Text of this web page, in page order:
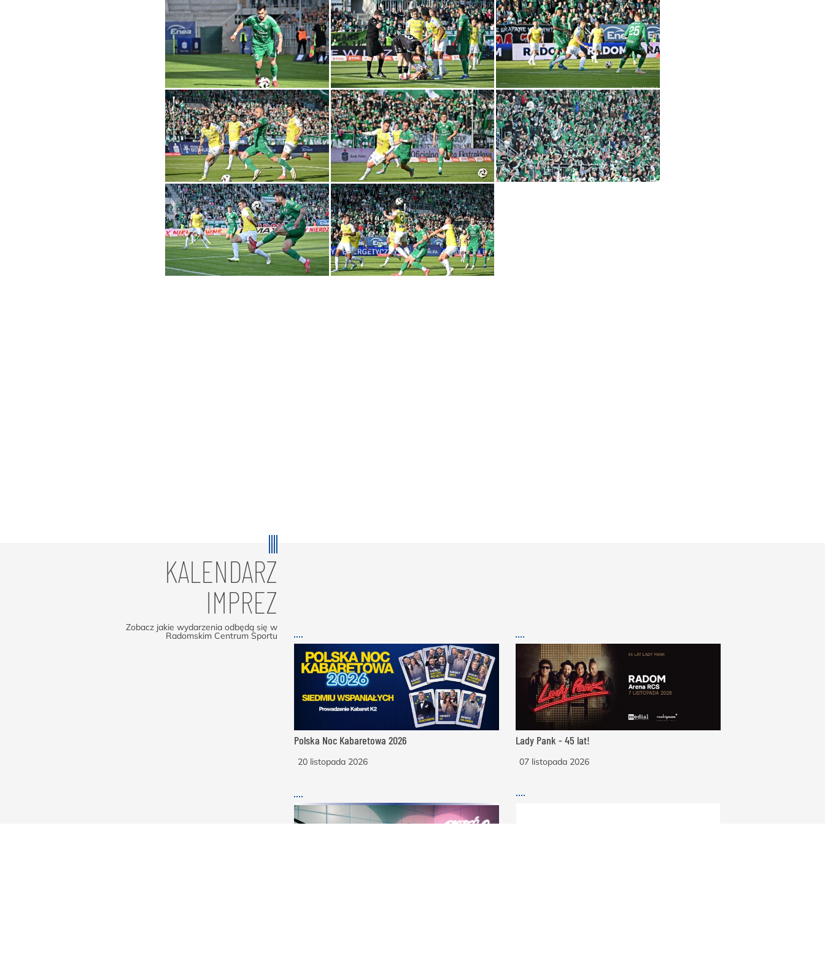
KALENDARZ
IMPREZ
Zobacz jakie wydarzenia odbędą się w
Radomskim Centrum Sportu
Polska Noc Kabaretowa 2026
20 listopada 2026
Lady Pank - 45 lat!
07 listopada 2026